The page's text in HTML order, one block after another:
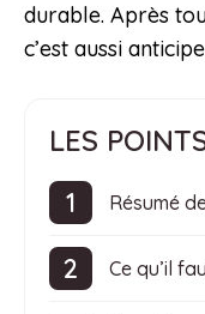
durable. Après
c’est aussi
LES
Résumé
Ce qu’il